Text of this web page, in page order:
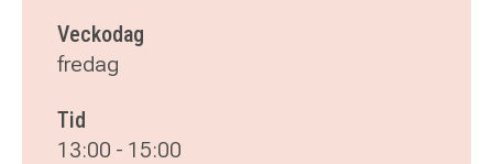
Veckodag
fredag
Tid
13:00 - 15:00